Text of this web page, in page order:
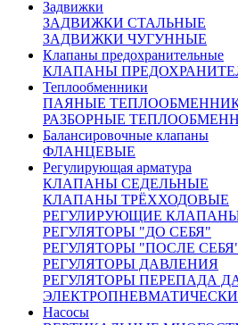
Задвижки
ЗАДВИЖКИ СТАЛЬНЫЕ
ЗАДВИЖКИ ЧУГУННЫЕ
Клапаны предохранительные
КЛАПАНЫ
Теплообменники
ПАЯНЫЕ
РАЗБОРНЫЕ
Балансировочные клапаны
ФЛАНЦЕВЫЕ
Регулирующая арматура
КЛАПАНЫ СЕДЕЛЬНЫЕ
КЛАПАНЫ ТРЁХХОДОВЫЕ
РЕГУЛИРУЮЩИЕ
РЕГУЛЯТОРЫ "ДО СЕБЯ"
РЕГУЛЯТОРЫ "ПОСЛЕ
РЕГУЛЯТОРЫ ДАВЛЕНИЯ
РЕГУЛЯТОРЫ ПЕРЕПАДА
Насосы
Описание:
Оплата:
Оплата осуществляется по
основании счета. Счет формирует
менеджер после подтверждения заказа
Доставка:
По Москве и области:
Бесплатная доставка при заказе от
МКАД
Бесплатная доставка до пункта
компании
Доставка по Москве и области от
Курьерская – наш менеджер
курьером.После комплектации
служба свяжется с вами и уточнит
По России:
С помощью крупнейших
доставим ваш груз в любую точку